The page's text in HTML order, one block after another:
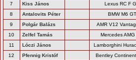
7
Kiss János Lexus RC F
8
Antalovits Péter BMW M6
9
Polgár Balázs AMR V12
10
Zelfel Tamás Mercedes
11
Lóczi János Lamborghini
12
Pfennig Kristóf Bentley